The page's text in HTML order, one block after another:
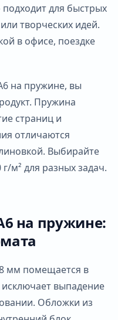
для быстрых
творческих идей.
в офисе, поездке
на пружине, вы
Пружина
страниц и
отличаются
Выбирайте
м² для разных задач.
на пружине:
мм помещается в
выпадение
Обложки из